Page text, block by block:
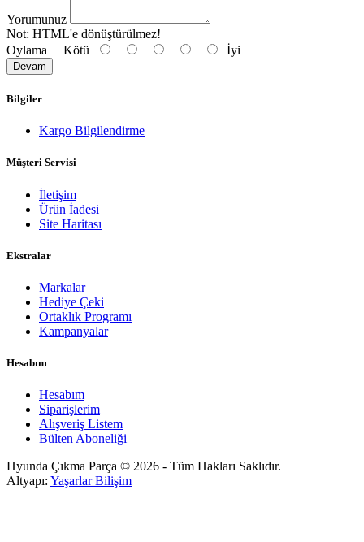
Yorumunuz
Not: HTML'e dönüştürülmez!
Oylama Kötü İyi
Devam
Bilgiler
Kargo Bilgilendirme
Müşteri Servisi
İletişim
Ürün İadesi
Site Haritası
Ekstralar
Markalar
Hediye Çeki
Ortaklık Programı
Kampanyalar
Hesabım
Hesabım
Siparişlerim
Alışveriş Listem
Bülten Aboneliği
Hyunda Çıkma Parça © 2026 - Tüm Hakları Saklıdır.
Altyapı: Yaşarlar Bilişim